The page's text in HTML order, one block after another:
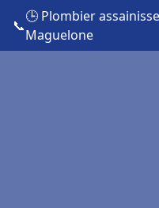
📞
🕒 Plombier
Maguelone